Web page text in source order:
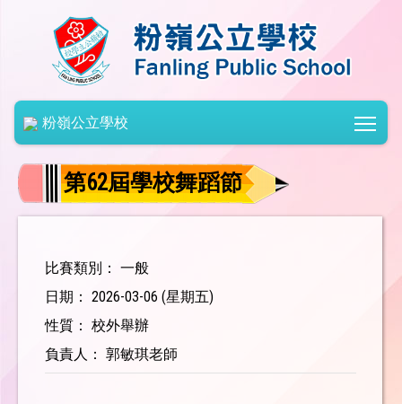
粉嶺公立學校
第62屆學校舞蹈節
比賽類別： 一般
日期： 2026-03-06 (星期五)
性質： 校外舉辦
負責人： 郭敏琪老師